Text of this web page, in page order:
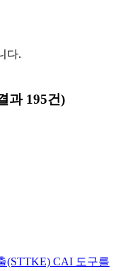
다.
과 195건)
(STTKE) CAI 도구를